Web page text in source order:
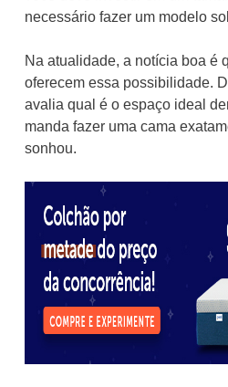
necessário fazer um modelo
Na atualidade, a notícia boa é
oferecem essa possibilidade.
avalia qual é o espaço ideal
manda fazer uma cama
sonhou.